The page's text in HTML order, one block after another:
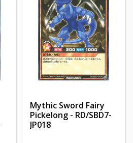
Mythic Sword Fairy
Pickelong - RD/SBD7-
JP018